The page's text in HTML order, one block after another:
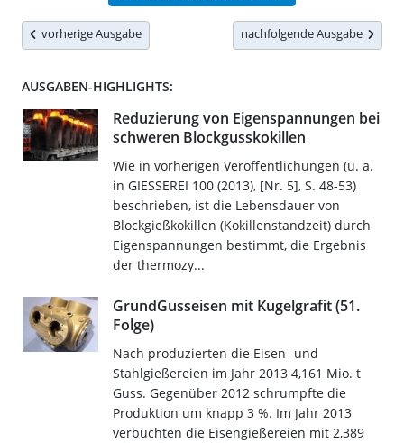
vorherige Ausgabe nachfolgende Ausgabe
AUSGABEN-HIGHLIGHTS:
Reduzierung von Eigenspannungen bei
schweren Blockgusskokillen
Wie in vorherigen Veröffentlichungen (u. a.
in GIESSEREI 100 (2013), [Nr. 5], S. 48-53)
beschrieben, ist die Lebensdauer von
Blockgießkokillen (Kokillenstandzeit) durch
Eigenspannungen bestimmt, die Ergebnis
der thermozy...
GrundGusseisen mit Kugelgrafit (51.
Folge)
Nach produzierten die Eisen- und
Stahlgießereien im Jahr 2013 4,161 Mio. t
Guss. Gegenüber 2012 schrumpfte die
Produktion um knapp 3 %. Im Jahr 2013
verbuchten die Eisengießereien mit 2,389